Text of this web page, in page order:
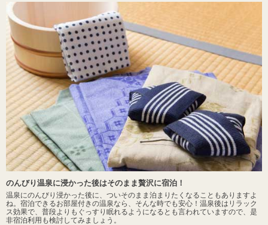
のんびり温泉に浸かった後はそのまま贅沢に宿泊！
温泉にのんびり浸かった後に、ついそのまま泊まりたくなることもありますよ
ね。宿泊できるお部屋付きの温泉なら、そんな時でも安心！温泉後はリラック
ス効果で、普段よりもぐっすり眠れるようになるとも言われていますので、是
非宿泊利用も検討してみましょう。